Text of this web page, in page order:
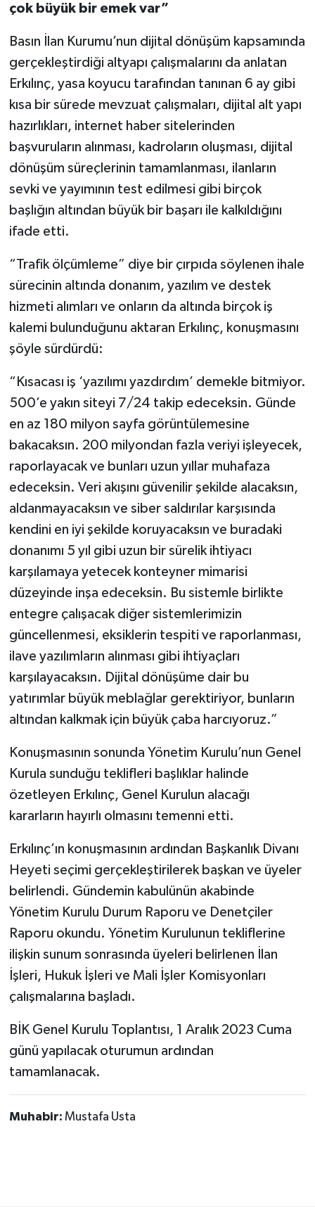
çok büyük bir emek var”
Basın İlan Kurumu’nun dijital dönüşüm kapsamında
gerçekleştirdiği altyapı çalışmalarını da anlatan
Erkılınç, yasa koyucu tarafından tanınan 6 ay gibi
kısa bir sürede mevzuat çalışmaları, dijital alt yapı
hazırlıkları, internet haber sitelerinden
başvuruların alınması, kadroların oluşması, dijital
dönüşüm süreçlerinin tamamlanması, ilanların
sevki ve yayımının test edilmesi gibi birçok
başlığın altından büyük bir başarı ile kalkıldığını
ifade etti.
“Trafik ölçümleme” diye bir çırpıda söylenen ihale
sürecinin altında donanım, yazılım ve destek
hizmeti alımları ve onların da altında birçok iş
kalemi bulunduğunu aktaran Erkılınç, konuşmasını
şöyle sürdürdü:
“Kısacası iş ‘yazılımı yazdırdım’ demekle bitmiyor.
500’e yakın siteyi 7/24 takip edeceksin. Günde
en az 180 milyon sayfa görüntülemesine
bakacaksın. 200 milyondan fazla veriyi işleyecek,
raporlayacak ve bunları uzun yıllar muhafaza
edeceksin. Veri akışını güvenilir şekilde alacaksın,
aldanmayacaksın ve siber saldırılar karşısında
kendini en iyi şekilde koruyacaksın ve buradaki
donanımı 5 yıl gibi uzun bir sürelik ihtiyacı
karşılamaya yetecek konteyner mimarisi
düzeyinde inşa edeceksin. Bu sistemle birlikte
entegre çalışacak diğer sistemlerimizin
güncellenmesi, eksiklerin tespiti ve raporlanması,
ilave yazılımların alınması gibi ihtiyaçları
karşılayacaksın. Dijital dönüşüme dair bu
yatırımlar büyük meblağlar gerektiriyor, bunların
altından kalkmak için büyük çaba harcıyoruz.”
Konuşmasının sonunda Yönetim Kurulu’nun Genel
Kurula sunduğu teklifleri başlıklar halinde
özetleyen Erkılınç, Genel Kurulun alacağı
kararların hayırlı olmasını temenni etti.
Erkılınç’ın konuşmasının ardından Başkanlık Divanı
Heyeti seçimi gerçekleştirilerek başkan ve üyeler
belirlendi. Gündemin kabulünün akabinde
Yönetim Kurulu Durum Raporu ve Denetçiler
Raporu okundu. Yönetim Kurulunun tekliflerine
ilişkin sunum sonrasında üyeleri belirlenen İlan
İşleri, Hukuk İşleri ve Mali İşler Komisyonları
çalışmalarına başladı.
BİK Genel Kurulu Toplantısı, 1 Aralık 2023 Cuma
günü yapılacak oturumun ardından
tamamlanacak.
Muhabir: Mustafa Usta